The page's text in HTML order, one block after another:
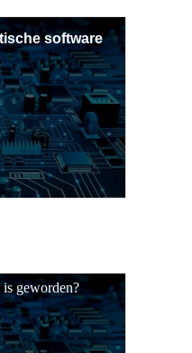
software
geworden?